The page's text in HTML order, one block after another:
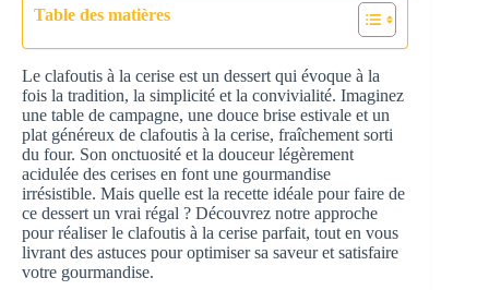
Table des matières
Le clafoutis à la cerise est un dessert qui évoque à la
fois la tradition, la simplicité et la convivialité. Imaginez
une table de campagne, une douce brise estivale et un
plat généreux de clafoutis à la cerise, fraîchement sorti
du four. Son onctuosité et la douceur légèrement
acidulée des cerises en font une gourmandise
irrésistible. Mais quelle est la recette idéale pour faire de
ce dessert un vrai régal ? Découvrez notre approche
pour réaliser le clafoutis à la cerise parfait, tout en vous
livrant des astuces pour optimiser sa saveur et satisfaire
votre gourmandise.